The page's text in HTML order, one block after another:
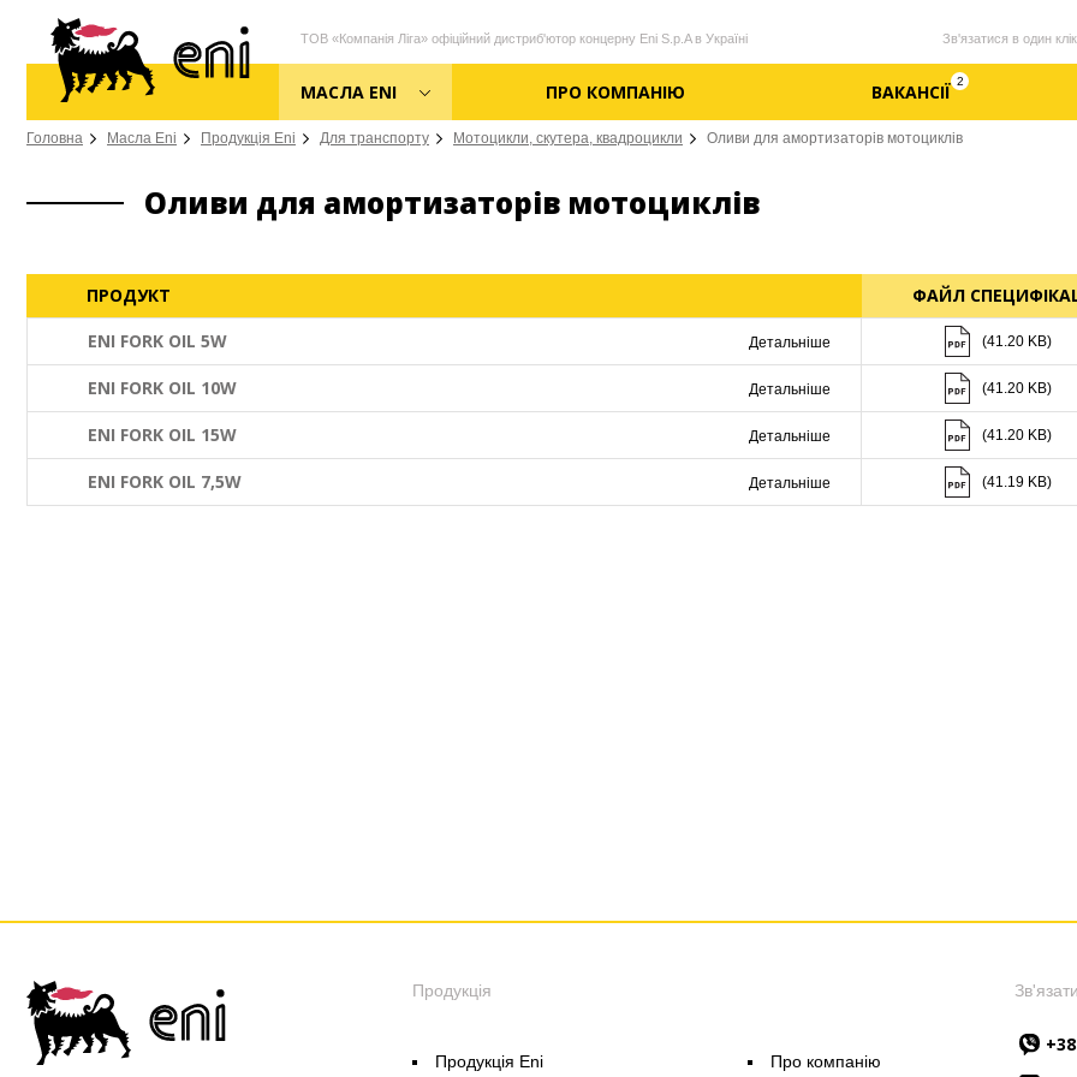
ТОВ «Компанія Ліга» офіційний дистриб'ютор концерну Eni S.p.A в Україні Зв'язатися в один клік
МАСЛА ENI ПРО КОМПАНІЮ ВАКАНСІЇ 2
Головна Масла Eni Продукція Eni Для транспорту Мотоцикли, скутера, квадроцикли Оливи для амортизаторів мотоциклів
Оливи для амортизаторів мотоциклів
ПРОДУКТ
ФАЙЛ
ENI FORK OIL 5W
Детальніше
Скачати (41.20
(41.20 KB)
ENI FORK OIL 10W Детальніше
Скачати (41.20 KB)
(41.20 KB)
ENI FORK OIL 15W Детальніше
Скачати (41.20 KB)
(41.20 KB)
ENI FORK OIL 7,5W Детальніше
Скачати (41.19 KB)
(41.19 KB)
Продукція
Продукція Eni Про компанію